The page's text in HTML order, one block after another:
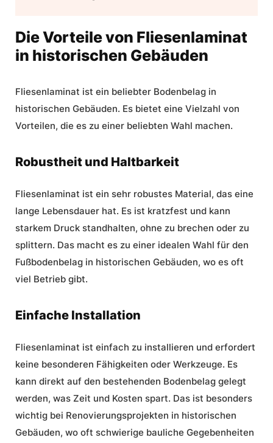
Die Vorteile von Fliesenlaminat
in historischen Gebäuden
Fliesenlaminat ist ein beliebter Bodenbelag in
historischen Gebäuden. Es bietet eine Vielzahl von
Vorteilen, die es zu einer beliebten Wahl machen.
Robustheit und Haltbarkeit
Fliesenlaminat ist ein sehr robustes Material, das eine
lange Lebensdauer hat. Es ist kratzfest und kann
starkem Druck standhalten, ohne zu brechen oder zu
splittern. Das macht es zu einer idealen Wahl für den
Fußbodenbelag in historischen Gebäuden, wo es oft
viel Betrieb gibt.
Einfache Installation
Fliesenlaminat ist einfach zu installieren und erfordert
keine besonderen Fähigkeiten oder Werkzeuge. Es
kann direkt auf den bestehenden Bodenbelag gelegt
werden, was Zeit und Kosten spart. Das ist besonders
wichtig bei Renovierungsprojekten in historischen
Gebäuden, wo oft schwierige bauliche Gegebenheiten